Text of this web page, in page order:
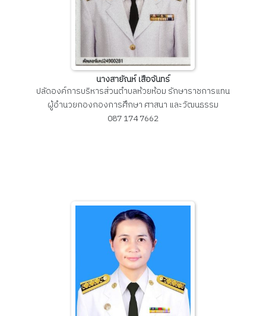
นางสายัณห์ เสือจันทร์
ปลัดองค์การบริหารส่วนตำบลห้วยห้อม รักษาราชการแทน
ผู้อำนวยกองกองการศึกษา ศาสนา และวัฒนธรรม
087 174 7662